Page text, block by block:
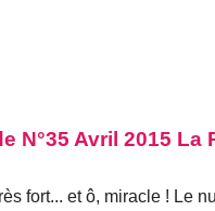
N°35 Avril 2015 La
fort... et ô, miracle ! Le